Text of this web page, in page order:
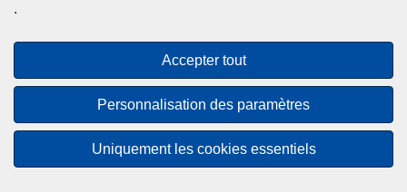
.
Accepter tout
Personnalisation des paramètres
Uniquement les cookies essentiels
Cookies
Accessibilité
© 2026 Police.be